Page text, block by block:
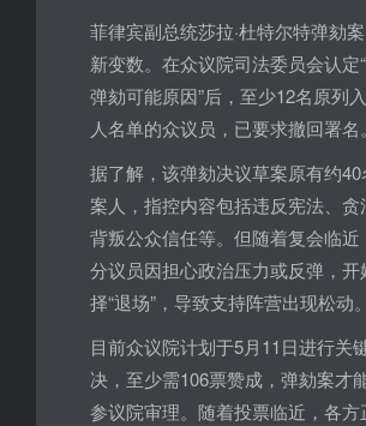
菲律宾副总统莎拉·杜特尔特弹劾
新变数。在众议院司法委员会认定
弹劾可能原因”后，至少12名原列
人名单的众议员，已要求撤回署名。
据了解，该弹劾决议草案原有约40
案人，指控内容包括违反宪法、贪
背叛公众信任等。但随着复会临近
分议员因担心政治压力或反弹，开
择“退场”，导致支持阵营出现松动。
目前众议院计划于5月11日进行关
决，至少需106票赞成，弹劾案才
参议院审理。随着投票临近，各方